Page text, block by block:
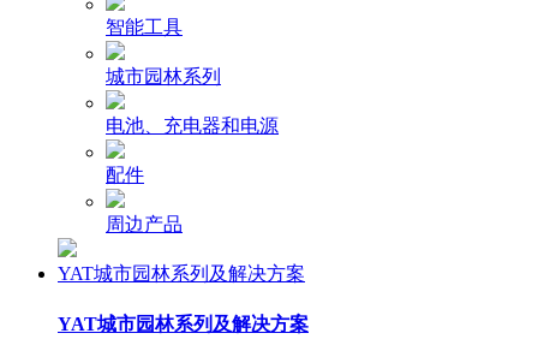
智能工具
城市园林系列
电池、充电器和电源
配件
周边产品
YAT城市园林系列及解决方案
YAT城市园林系列及解决方案